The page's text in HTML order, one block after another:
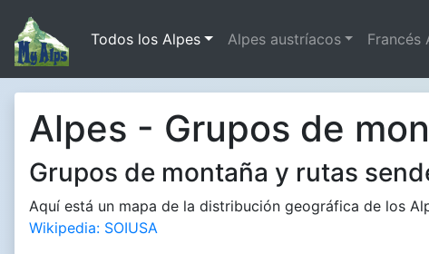
Todos los Alpes Alpes austríacos Francés
Alpes - Grupos de
Grupos de montaña y rutas
Aquí está un mapa de la distribución geográfica de los
Wikipedia: SOIUSA